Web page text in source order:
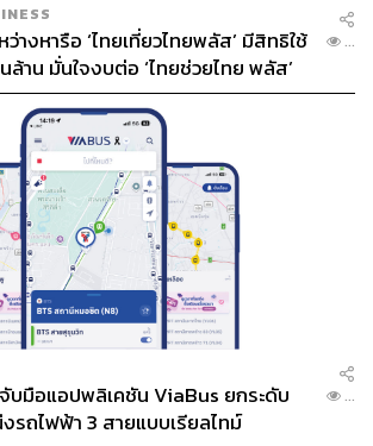
ว่างหารือ ‘ไทยเที่ยวไทยพลัส’ มีสิทธิใช้
าน มั่นใจงบต่อ ‘ไทยช่วยไทย พลัส’
...
บมือแอปพลิเคชัน ViaBus ยกระดับ
รถไฟฟ้า 3 สายแบบเรียลไทม์
...